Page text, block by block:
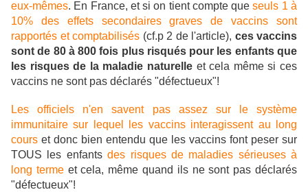
eux-mêmes. En France, et si on tient compte queseuls 1 à
10% des effets secondaires graves de vaccins sont
rapportés et comptabilisés (cf.p 2 de l'article), ces vaccins
sont de 80 à 800 fois plus risqués pour les enfants que
les risques de la maladie naturelle et cela même si ces
vaccins ne sont pas déclarés "défectueux"!
Les officiels n'en savent pas assez sur le système
immunitaire sur lequel les vaccins interagissent au long
cours et donc bien entendu que les vaccins font peser sur
TOUS les enfantsdes risques de maladies sérieuses à
long termeet cela, même quand ils ne sont pas déclarés
"défectueux"!